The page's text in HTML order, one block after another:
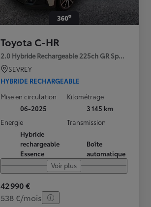
Toyota C-HR
2.0 Hybride Rechargeable 225ch GR Sport
SEVREY
HYBRIDE RECHARGEABLE
Mise en circulation
06-2025
Kilométrage
3 145 km
Energie
Hybride
rechargeable
Essence
Transmission
Boîte
automatique
Voir plus
42 990 €
538 €/mois